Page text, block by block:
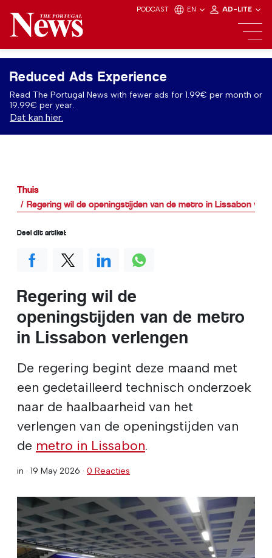
PODCAST EN AD-LITE
Reduced Ads Experience
Read The Portugal News with fewer ads for 1.99€ per month or
19.99€ per year.
Dat kan hier.
Thuis
Regering wil de openingstijden van de metro in Lissabon
Regering wil de
openingstijden van de metro
in Lissabon verlengen
De regering begint deze maand met
een gedetailleerd technisch onderzoek
naar de haalbaarheid van het
verlengen van de openingstijden van
de metro in Lissabon.
in · 19 May 2026 · 0 Reacties
Deel dit artikel: